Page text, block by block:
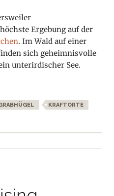
Ergebung auf der
. Im Wald auf einer
sich geheimnisvolle
unterirdischer See.
Die keltischen Grabhügel
KRAFTORTE